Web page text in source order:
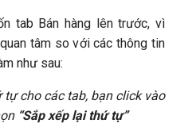
tab Bán hàng lên trước, vì
tâm so với các thông tin
như sau:
cho các tab, bạn click vào
“Sắp xếp lại thứ tự”